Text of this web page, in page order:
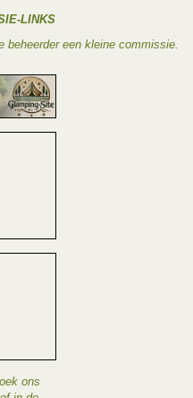
LINKS
een kleine commissie.